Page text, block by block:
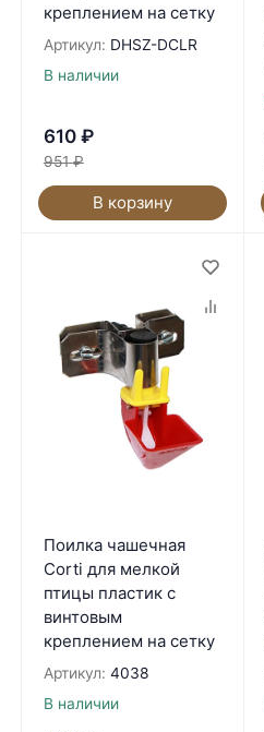
креплением на сетку
Артикул: DHSZ-DCLR
В наличии
610 ₽
951 ₽
В корзину
Поилка чашечная
Corti для мелкой
птицы пластик с
винтовым
креплением на сетку
Артикул: 4038
В наличии